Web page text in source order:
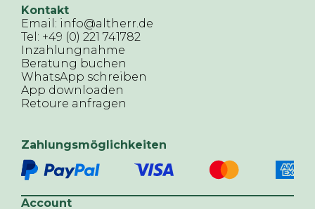
Kontakt
Email: info@altherr.de
Tel: +49 (0) 221 741782
Inzahlungnahme
Beratung buchen
WhatsApp schreiben
App downloaden
Retoure anfragen
Zahlungsmöglichkeiten
Account